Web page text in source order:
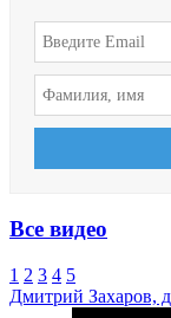
Все видео
1 2 3 4 5
Дмитрий Захаров,